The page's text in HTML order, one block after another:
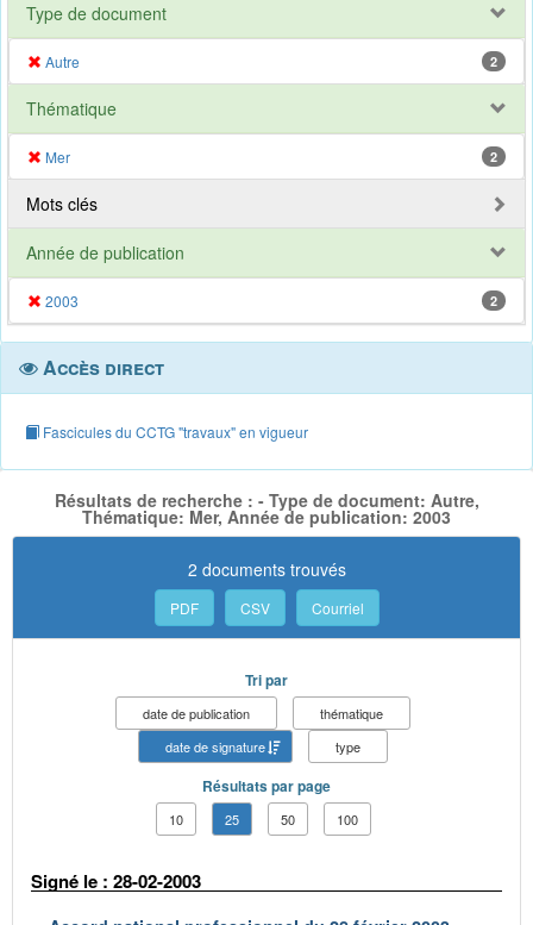
Type de document
Autre 2
Thématique
Mer 2
Mots clés
Année de publication
2003 2
Accès direct
Fascicules du CCTG "travaux" en vigueur
Résultats de recherche : - Type de document: Autre,
Thématique: Mer, Année de publication: 2003
2 documents trouvés
PDF CSV Courriel
Tri par
date de publication
thématique
date de signature
type
Résultats par page
10 25 50 100
Signé le : 28-02-2003